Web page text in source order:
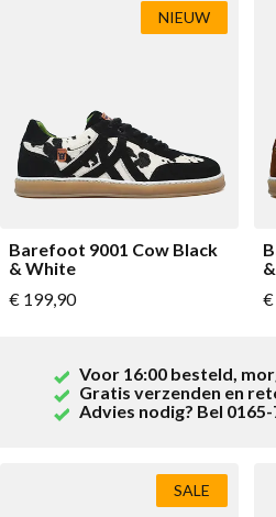
Barefoot 9001 Cow Black
& White
Vanaf
€ 199,90
NIEUW
€
SALE
Voor 16:00 besteld,
Gratis verzenden en
Advies nodig? Bel